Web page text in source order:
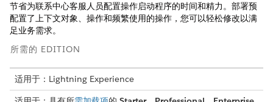
节省为联系中心客服人员配置操作启动程序的时间和精力。部署预
配置了上下文对象、操作和频繁使用的操作，您可以轻松修改以满
足业务需求。
所需的 EDITION
适用于：Lightning Experience